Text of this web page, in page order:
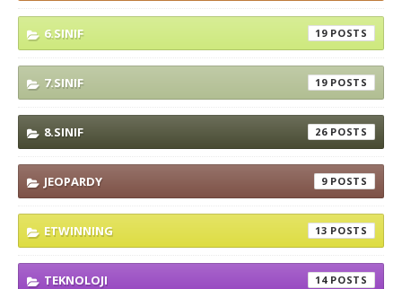
6.SINIF 19
7.SINIF 19
8.SINIF 26
JEOPARDY 9
ETWINNING 13
TEKNOLOJI 14